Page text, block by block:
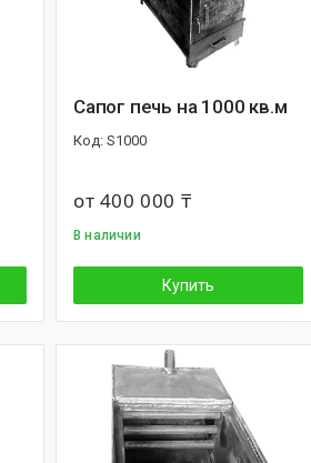
Сапог печь на 1000 кв.м
S1000
от 400 000 ₸
В наличии
Купить